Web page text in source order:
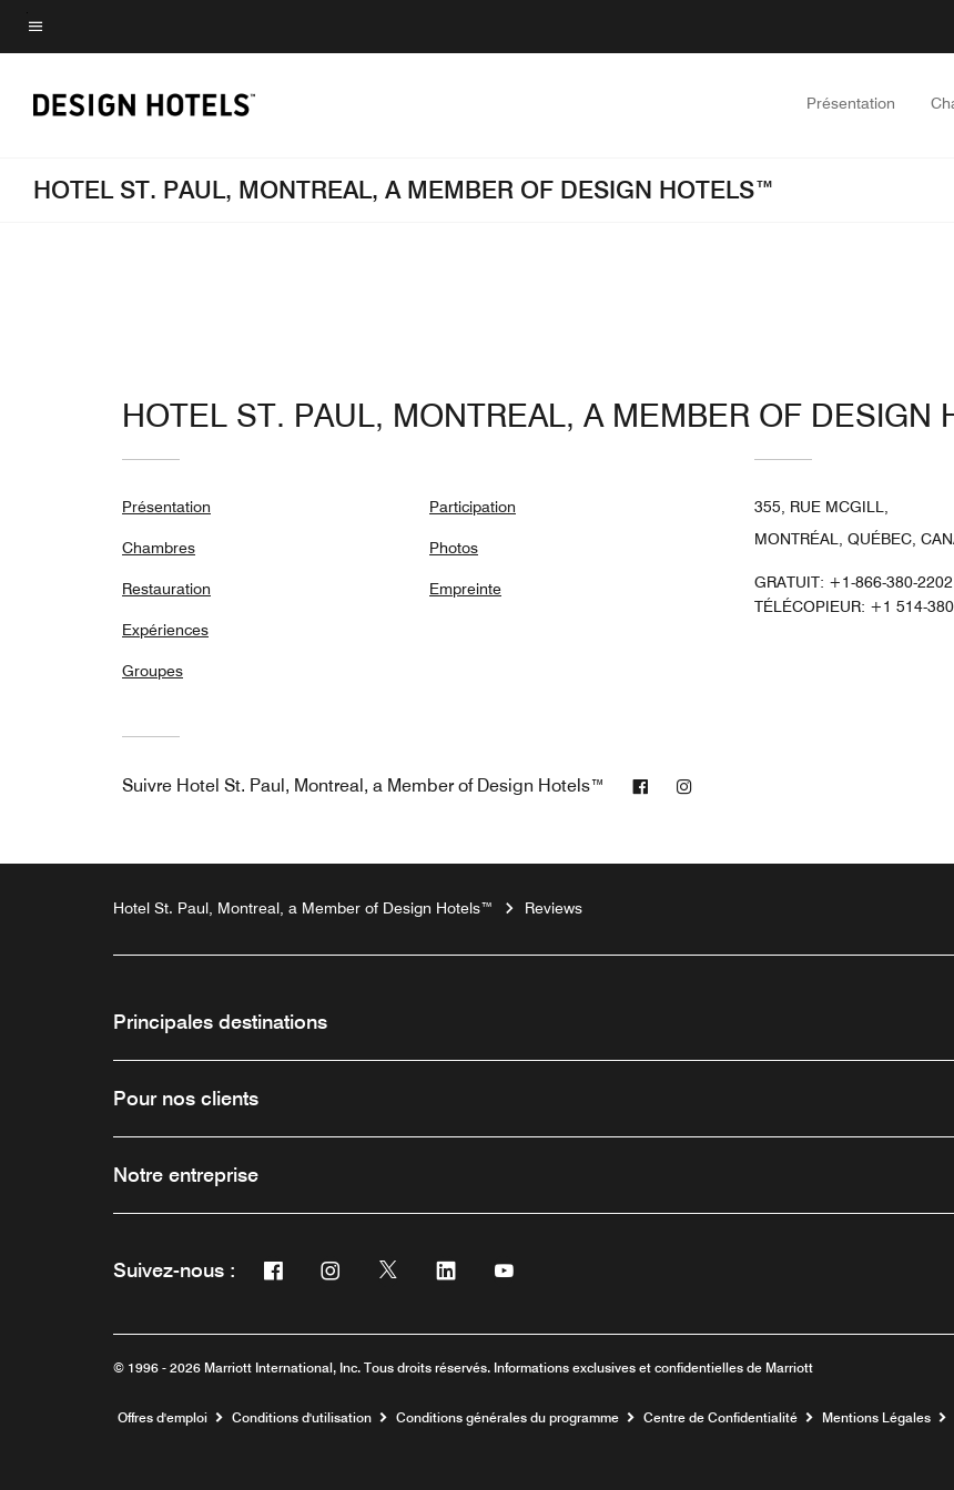
Skip
to
content
Texte du menu
Présentation
HOTEL ST. PAUL, MONTREAL, A MEMBER OF DESIGN HOTELS™
HOTEL ST. PAUL, MONTREAL, A MEMBER OF DESIGN
Présentation
Chambres
Restauration
Expériences
Groupes
Participation
Photos
Empreinte
355, RUE MCGILL,
MONTRÉAL, QUÉBEC,
GRATUIT: +1-866-380-2202
TÉLÉCOPIEUR: +1 514-
Suivre Hotel St. Paul, Montreal, a Member of Design Hotels™ Facebook
Hotel St. Paul, Montreal, a Member of Design Hotels™ Reviews
Principales destinations
Pour nos clients
Notre entreprise
Suivez-nous : Facebook
Ouvre une nouvelle fenêtre
Instagram
Ouvre une nouvelle fenêtre
Twitter
Ouvre une nouvelle fenêtre
Linkedin
Ouvre une nouvelle fenêtre
Ouvre une nouvelle fenêtre
© 1996 - 2026 Marriott International, Inc. Tous droits réservés. Informations exclusives et confidentielles de Marriott
Offres d'emploi Ouvre une nouvelle fenêtre
Conditions d'utilisation Conditions générales du programme Centre de Confidentialité Mentions Légales